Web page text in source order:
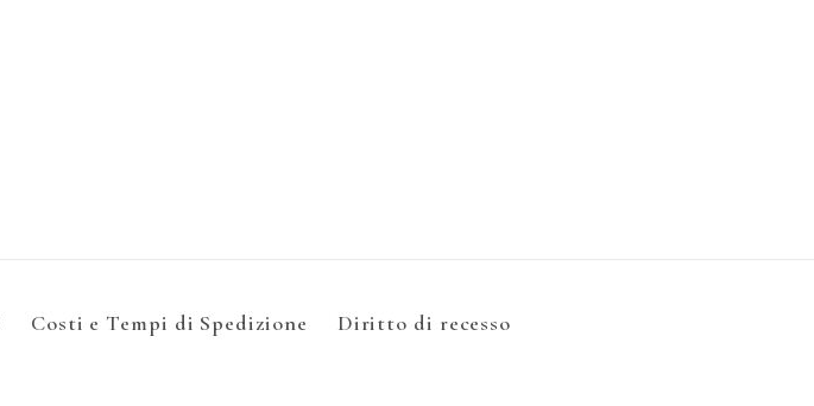
Costi e Tempi di Spedizione Diritto di recesso